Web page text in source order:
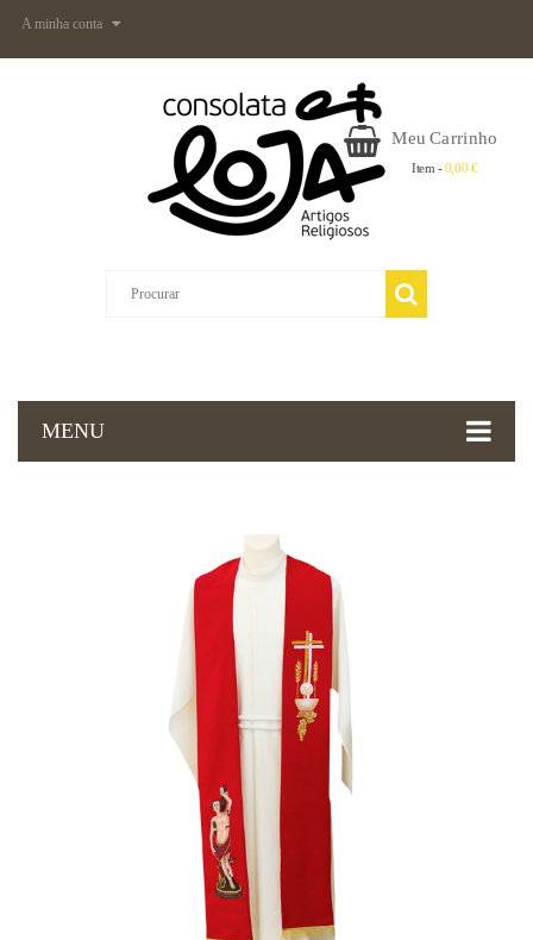
A minha conta
Meu Carrinho
Item - 0,00 €
MENU